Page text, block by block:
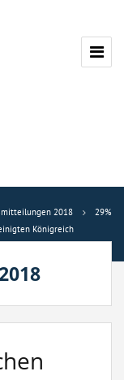
2018
29%
Königreich